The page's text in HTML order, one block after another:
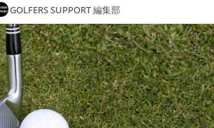
GOLFERS SUPPORT 編集部